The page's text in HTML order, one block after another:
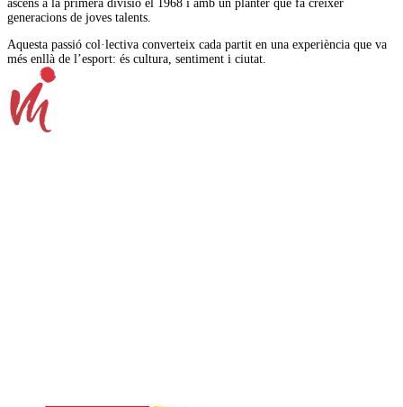
ascens a la primera divisió el 1968 i amb un planter que fa créixer
generacions de joves talents.
Aquesta passió col·lectiva converteix cada partit en una experiència que va
més enllà de l’esport: és cultura, sentiment i ciutat.